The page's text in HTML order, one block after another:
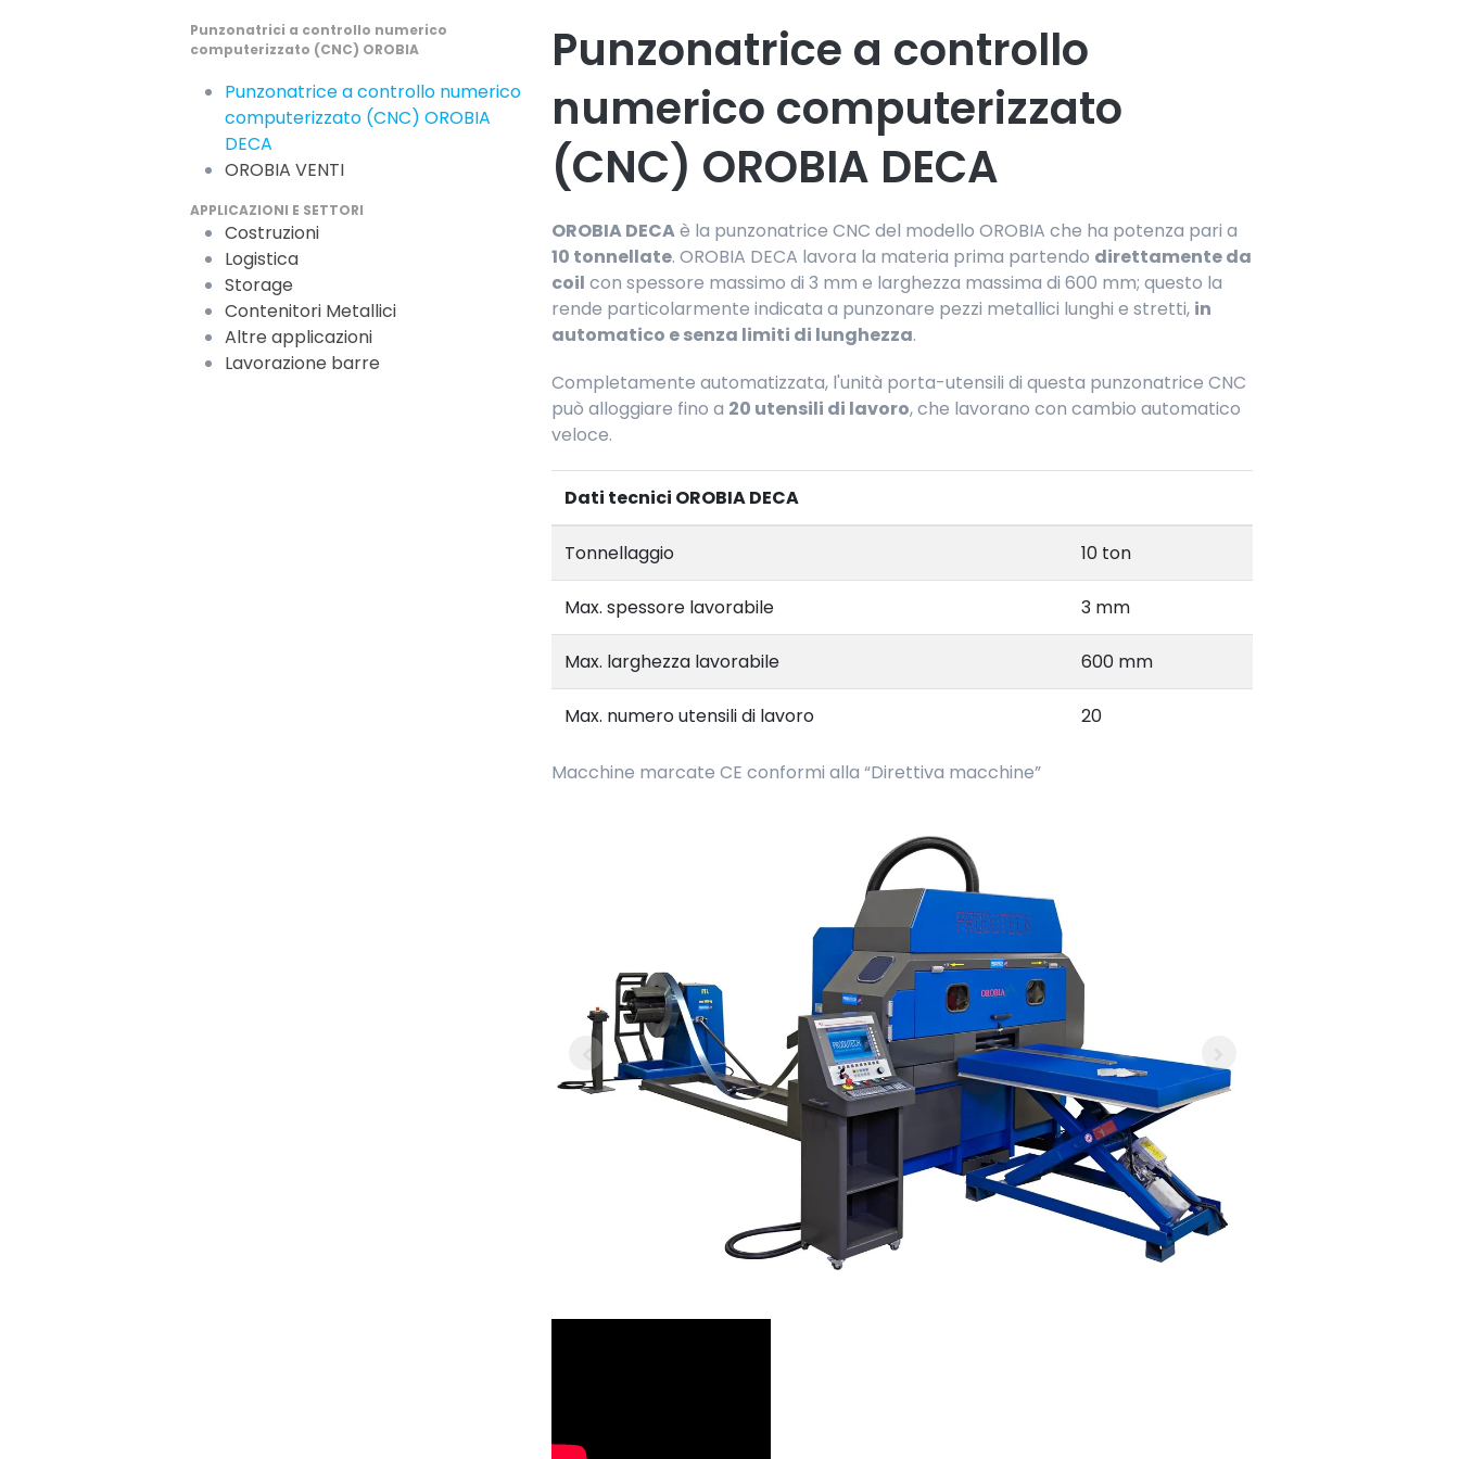
Punzonatrici a controllo numerico
computerizzato (CNC) OROBIA
Punzonatrice a controllo numerico
computerizzato (CNC) OROBIA
DECA
OROBIA VENTI
APPLICAZIONI E SETTORI
Costruzioni
Logistica
Storage
Contenitori Metallici
Altre applicazioni
Lavorazione barre
Punzonatrice a controllo
numerico computerizzato
(CNC) OROBIA DECA
OROBIA DECAè la punzonatrice CNC del modello OROBIA che ha potenza pari a
10 tonnellate. OROBIA DECA lavora la materia prima partendo direttamente da
coil con spessore massimo di 3 mm e larghezza massima di 600 mm; questo la
rende particolarmente indicata a punzonare pezzi metallici lunghi e stretti, in
automatico e senza limiti di lunghezza.
Completamente automatizzata, l'unità porta-utensili di questa punzonatrice CNC
può alloggiare fino a 20 utensili di lavoro, che lavorano con cambio automatico
veloce.
Dati tecnici OROBIA DECA
Tonnellaggio 10 ton
Max. spessore lavorabile 3 mm
Max. larghezza lavorabile 600 mm
Max. numero utensili di lavoro 20
Macchine marcate CE conformi alla “Direttiva macchine”